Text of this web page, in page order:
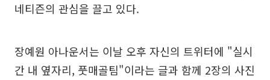
네티즌의 관심을 끌고 있다.
장예원 아나운서는 이날 오후 자신의 트위터에 "실시
간 내 옆자리, 풋매골팀"이라는 글과 함께 2장의 사진